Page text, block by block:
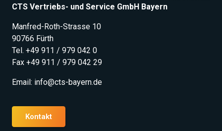
CTS Vertriebs- und Service GmbH Bayern
Manfred-Roth-Strasse 10
90766 Fürth
Tel. +49 911 / 979 042 0
Fax +49 911 / 979 042 29
Email: info@cts-bayern.de
Kontakt